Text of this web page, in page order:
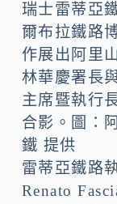
瑞士雷蒂亞
爾布拉鐵路
作展出阿里
林華慶署長
主席暨執行
合影。圖：
鐵 提供
雷蒂亞鐵路
Renato